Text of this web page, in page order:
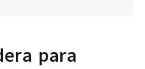
para